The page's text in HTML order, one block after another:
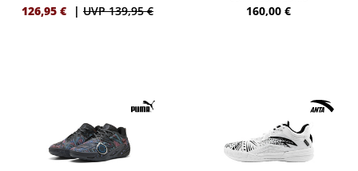
126,95 € | UVP 139,95 € 160,00 €